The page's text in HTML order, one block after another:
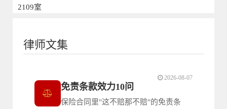
2109室
律师文集
免责条款效力10问
保险合同里"这不赔那不赔"的免责条
2026-08-07